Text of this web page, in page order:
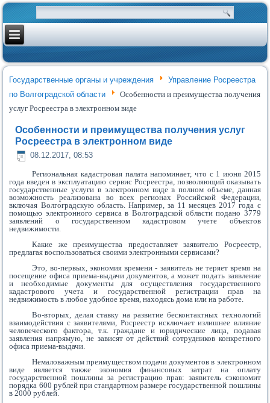
Государственные органы и учреждения
Управление Росреестра
по Волгоградской области
Особенности и преимущества получения
услуг Росреестра в электронном виде
Особенности и преимущества получения услуг
Росреестра в электронном виде
08.12.2017, 08:53
Региональная кадастровая палата напоминает, что с 1 июня 2015
года введен в эксплуатацию сервис Росреестра, позволяющий оказывать
государственные услуги в электронном виде в полном объеме, данная
возможность реализована во всех регионах Российской Федерации,
включая Волгоградскую область. Например, за 11 месяцев 2017 года с
помощью электронного сервиса в Волгоградской области подано 3779
заявлений о государственном кадастровом учете объектов
недвижимости.
Какие же преимущества предоставляет заявителю Росреестр,
предлагая воспользоваться своими электронными сервисами?
Это, во-первых, экономия времени - заявитель не теряет время на
посещение офиса приема-выдачи документов, а может подать заявление
и необходимые документы для осуществления государственного
кадастрового учета и государственной регистрации прав на
недвижимость в любое удобное время, находясь дома или на работе.
Во-вторых, делая ставку на развитие бесконтактных технологий
взаимодействия с заявителями, Росреестр исключает излишнее влияние
человеческого фактора, т.к. граждане и юридические лица, подавая
заявления напрямую, не зависят от действий сотрудников конкретного
офиса приема-выдачи.
Немаловажным преимуществом подачи документов в электронном
виде является также экономия финансовых затрат на оплату
государственной пошлины за регистрацию прав: заявитель сэкономит
порядка 600 рублей при стандартном размере государственной пошлины
в 2000 рублей.